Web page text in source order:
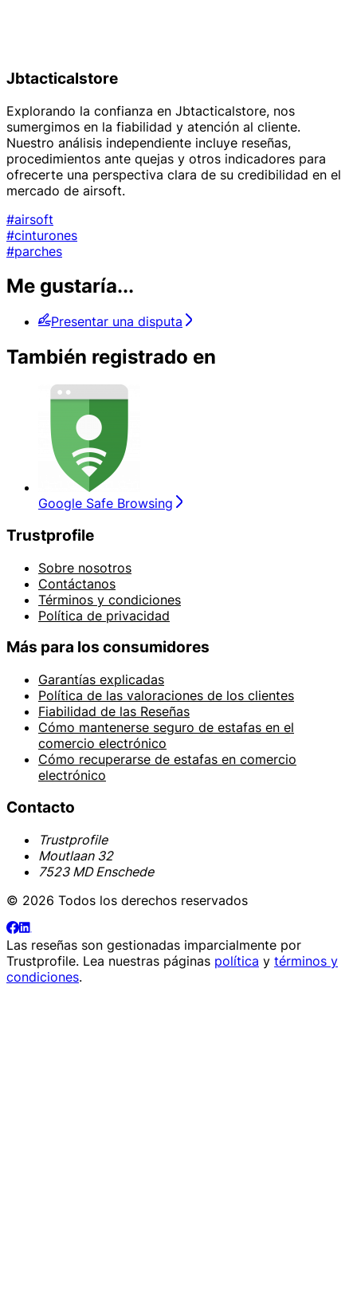
Jbtacticalstore
Explorando la confianza en Jbtacticalstore, nos
sumergimos en la fiabilidad y atención al cliente.
Nuestro análisis independiente incluye reseñas,
procedimientos ante quejas y otros indicadores para
ofrecerte una perspectiva clara de su credibilidad en el
mercado de airsoft.
#airsoft
#cinturones
#parches
Me gustaría...
Presentar una disputa
También registrado en
Google Safe Browsing
Trustprofile
Sobre nosotros
Contáctanos
Términos y condiciones
Política de privacidad
Más para los consumidores
Garantías explicadas
Política de las valoraciones de los clientes
Fiabilidad de las Reseñas
Cómo mantenerse seguro de estafas en el
comercio electrónico
Cómo recuperarse de estafas en comercio
electrónico
Contacto
Trustprofile
Moutlaan 32
7523 MD Enschede
© 2026 Todos los derechos reservados
Las reseñas son gestionadas imparcialmente por
Trustprofile. Lea nuestras páginas política y términos y
condiciones.